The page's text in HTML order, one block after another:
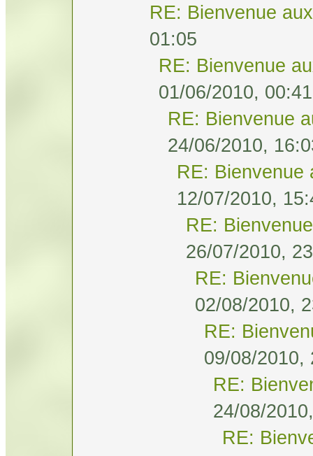
RE: Bienvenue
01:05
RE: Bienvenue
01/06/2010, 00:41
RE: Bienvenue
24/06/2010,
RE: Bienvenue
12/07/2010,
RE:
26/07/2010,
RE:
02/08/2010,
RE:
09/08/2010,
RE:
24/08/
RE: